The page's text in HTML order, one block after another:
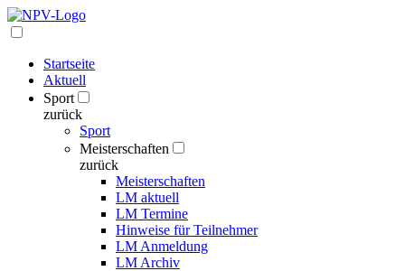
Startseite
Aktuell
Sport
zurück
Sport
Meisterschaften
zurück
Meisterschaften
LM aktuell
LM Termine
Hinweise für Teilnehmer
LM Anmeldung
LM Archiv